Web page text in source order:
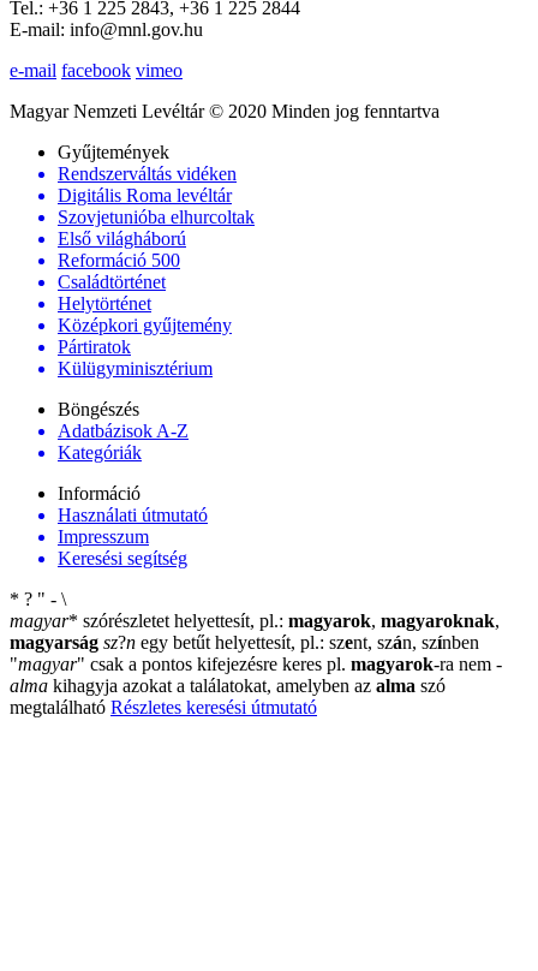
Tel.: +36 1 225 2843, +36 1 225 2844
E-mail: info@mnl.gov.hu
e-mail facebook vimeo
Magyar Nemzeti Levéltár © 2020 Minden jog fenntartva
Gyűjtemények
Rendszerváltás vidéken
Digitális Roma levéltár
Szovjetunióba elhurcoltak
Első világháború
Reformáció 500
Családtörténet
Helytörténet
Középkori gyűjtemény
Pártiratok
Külügyminisztérium
Böngészés
Adatbázisok A-Z
Kategóriák
Információ
Használati útmutató
Impresszum
Keresési segítség
* ? " - \
magyar* szórészletet helyettesít, pl.: magyarok, magyaroknak,
magyarság sz?n egy betűt helyettesít, pl.: szent, szán, színben
"magyar" csak a pontos kifejezésre keres pl. magyarok-ra nem -
alma kihagyja azokat a találatokat, amelyben az alma szó
megtalálható Részletes keresési útmutató